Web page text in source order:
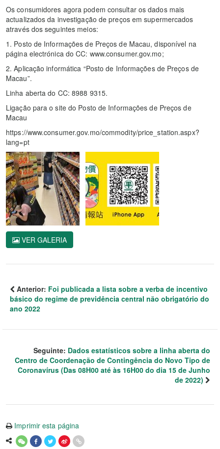
Os consumidores agora podem consultar os dados mais
actualizados da investigação de preços em supermercados
através dos seguintes meios:
1. Posto de Informações de Preços de Macau, disponível na
página electrónica do CC: www.consumer.gov.mo;
2. Aplicação informática “Posto de Informações de Preços de
Macau”.
Linha aberta do CC: 8988 9315.
Ligação para o site do Posto de Informações de Preços de
Macau
https://www.consumer.gov.mo/commodity/price_station.aspx?
lang=pt
VER GALERIA
Anterior: Foi publicada a lista sobre a verba de incentivo
básico do regime de previdência central não obrigatório do
ano 2022
Seguinte: Dados estatísticos sobre a linha aberta do
Centro de Coordenação de Contingência do Novo Tipo de
Coronavírus (Das 08H00 até às 16H00 do dia 15 de Junho
de 2022)
Imprimir esta página